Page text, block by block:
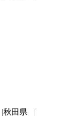
秋田県